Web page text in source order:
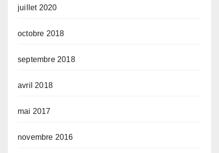
juillet 2020
octobre 2018
septembre 2018
avril 2018
mai 2017
novembre 2016